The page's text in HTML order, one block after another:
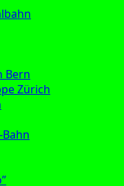
Bern
Zürich